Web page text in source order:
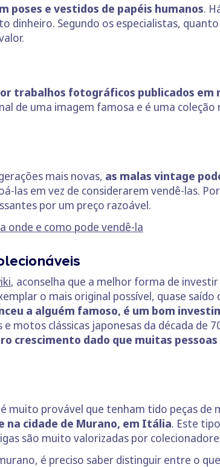
poses e vestidos de papéis humanos.
dinheiro. Segundo os especialistas,
trabalhos fotográficos publicados em
de uma imagem famosa e é uma
mais novas, as malas vintage
las em vez de considerarem vendê-las.
por um preço razoável.
onde e como pode vendê-la
, aconselha que a melhor forma de
o mais original possível, quase saído
a alguém famoso, é um bom
motos clássicas japonesas da década de
crescimento dado que muitas
muito provável que tenham tido peças de
cidade de Murano, em Itália. Este
são muito valorizadas por
é preciso saber distinguir entre o